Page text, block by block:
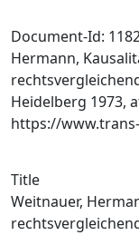
Document-Id:
Hermann,
Heidelberg 1973,
https://
Title
Weitnauer,